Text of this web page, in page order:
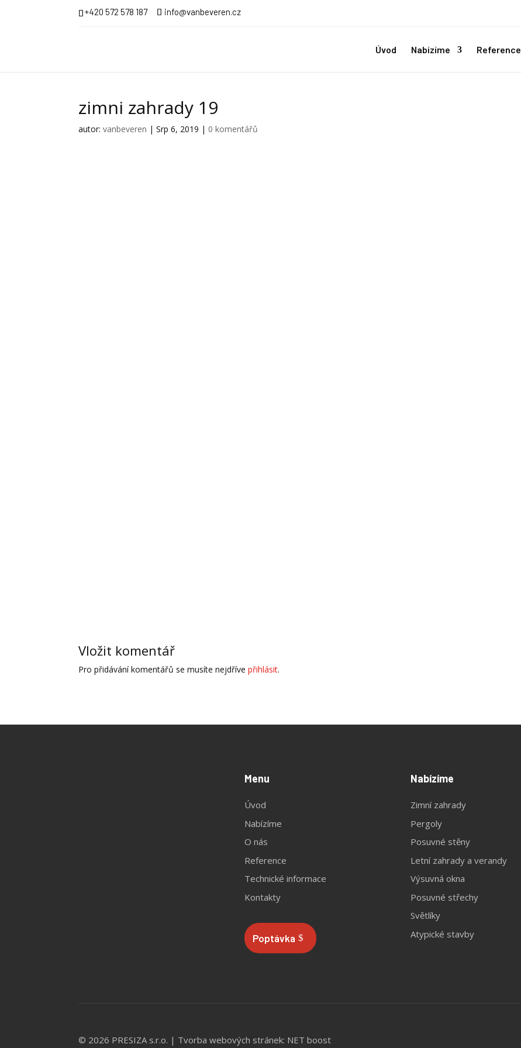
+420 572 578 187 info@vanbeveren.cz
Úvod Nabízíme Reference
zimni zahrady 19
autor:vanbeveren |Srp 6, 2019 | 0 komentářů
Vložit komentář
Pro přidávání komentářů se musíte nejdřívepřihlásit.
Menu
Úvod
Nabízíme
O nás
Reference
Technické informace
Kontakty
Poptávka
Nabízíme
Zimní zahrady
Pergoly
Posuvné stěny
Letní zahrady a verandy
Výsuvná okna
Posuvné střechy
Světlíky
Atypické stavby
© 2026 PRESIZA s.r.o. | Tvorba webových stránek: NET boost